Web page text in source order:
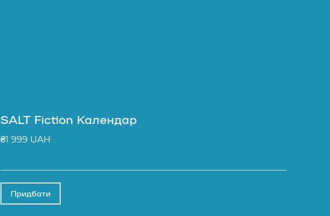
SALT Fiction Календар
₴1 999 UAH
Придбати